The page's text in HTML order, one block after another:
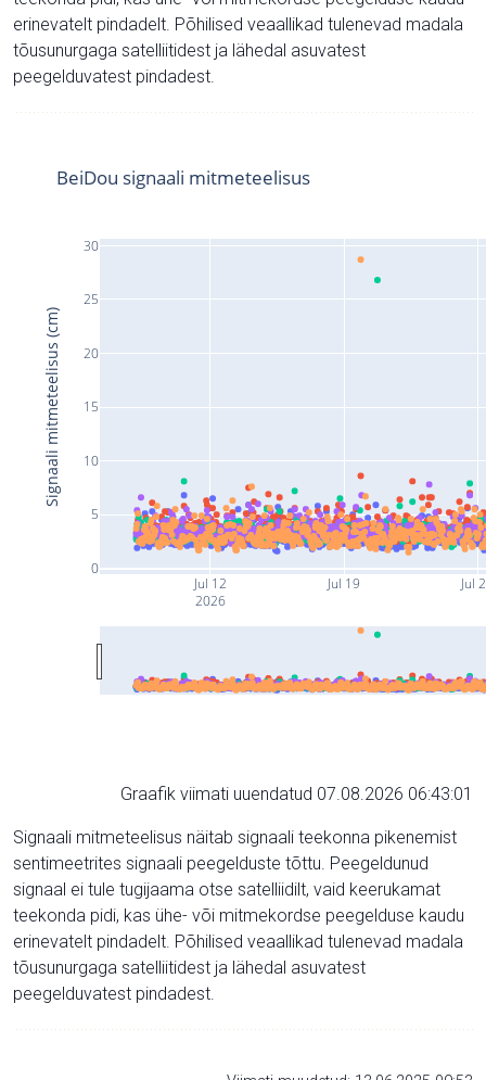
erinevatelt pindadelt. Põhilised veaallikad tulenevad madala
tõusunurgaga satelliitidest ja lähedal asuvatest
peegelduvatest pindadest.
Jul 12
2026
Jul 19 Jul
0
5
10
15
20
25
30
BeiDou signaali mitmeteelisus
Signaali mitmeteelisus (cm)
Graafik viimati uuendatud 07.08.2026 06:43:01
Signaali mitmeteelisus näitab signaali teekonna pikenemist
sentimeetrites signaali peegelduste tõttu. Peegeldunud
signaal ei tule tugijaama otse satelliidilt, vaid keerukamat
teekonda pidi, kas ühe- või mitmekordse peegelduse kaudu
erinevatelt pindadelt. Põhilised veaallikad tulenevad madala
tõusunurgaga satelliitidest ja lähedal asuvatest
peegelduvatest pindadest.